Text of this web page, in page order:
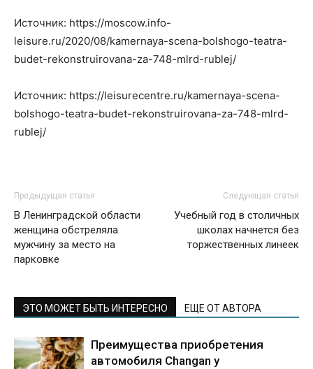
Источник: https://moscow.info-
leisure.ru/2020/08/kamernaya-scena-bolshogo-teatra-
budet-rekonstruirovana-za-748-mlrd-rublej/
Источник: https://leisurecentre.ru/kamernaya-scena-
bolshogo-teatra-budet-rekonstruirovana-za-748-mlrd-
rublej/
Предыдущая статья
В Ленинградской области
женщина обстреляла
мужчину за место на
парковке
Следующая статья
Учебный год в столичных
школах начнется без
торжественных линеек
ЭТО МОЖЕТ БЫТЬ ИНТЕРЕСНО ЕЩЕ ОТ АВТОРА
Преимущества приобретения
автомобиля Changan у